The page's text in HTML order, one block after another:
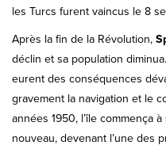
les Turcs furent vaincus le 8
Après la fin de la Révolution,
déclin et sa population
eurent des conséquences
gravement la navigation et le
années 1950, l’île commença
nouveau, devenant l’une des